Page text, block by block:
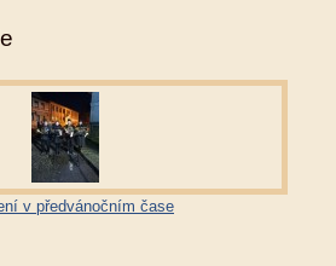
v předvánočním čase